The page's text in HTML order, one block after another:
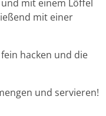
mit einem Löffel
mit einer
hacken und die
und servieren!